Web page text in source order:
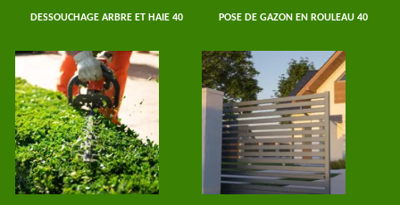
DESSOUCHAGE ARBRE ET HAIE 40 POSE DE GAZON EN ROULEAU 40